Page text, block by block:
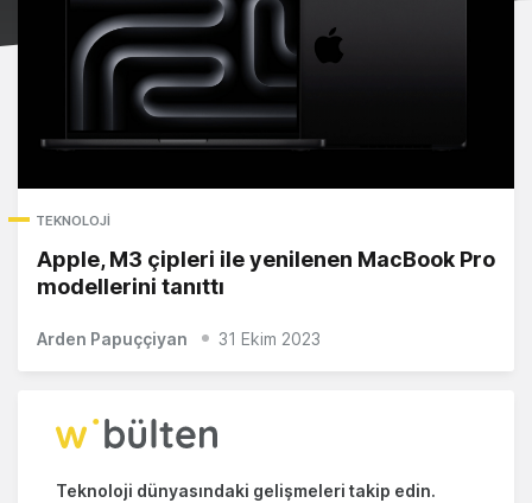
TEKNOLOJI
Apple, M3 çipleri ile yenilenen MacBook Pro
modellerini tanıttı
Arden Papuççiyan 31 Ekim 2023
Teknoloji dünyasındaki gelişmeleri takip edin.